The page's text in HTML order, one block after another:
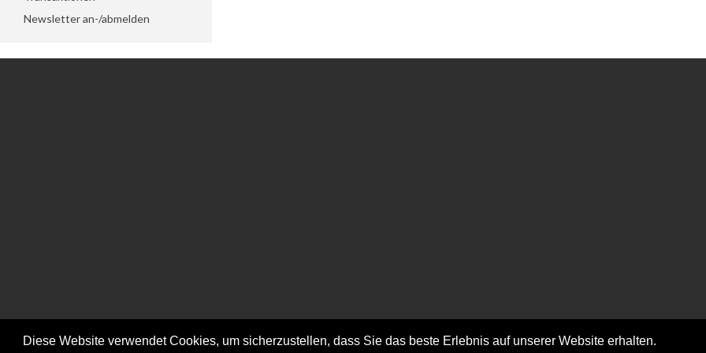
Diese Website verwendet Cookies, um sicherzustellen, dass Sie das beste Erlebnis auf unserer Website erhalten.
Newsletter an-/abmelden